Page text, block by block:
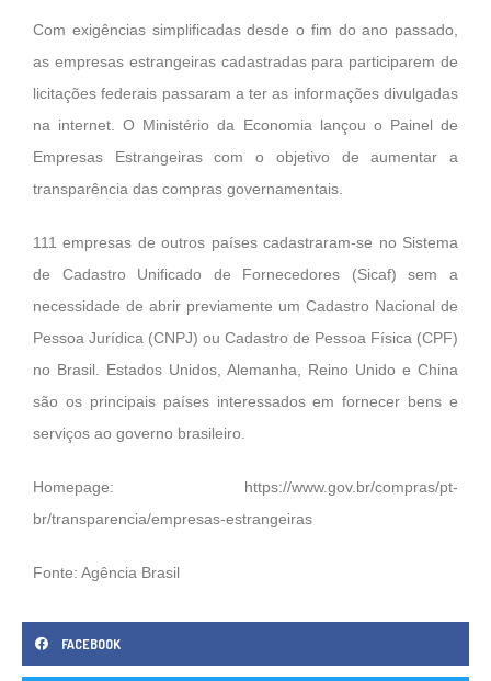
Com exigências simplificadas desde o fim do ano passado,
as empresas estrangeiras cadastradas para participarem de
licitações federais passaram a ter as informações divulgadas
na internet. O Ministério da Economia lançou o Painel de
Empresas Estrangeiras com o objetivo de aumentar a
transparência das compras governamentais.
111 empresas de outros países cadastraram-se no Sistema
de Cadastro Unificado de Fornecedores (Sicaf) sem a
necessidade de abrir previamente um Cadastro Nacional de
Pessoa Jurídica (CNPJ) ou Cadastro de Pessoa Física (CPF)
no Brasil. Estados Unidos, Alemanha, Reino Unido e China
são os principais países interessados em fornecer bens e
serviços ao governo brasileiro.
Homepage: https://www.gov.br/compras/pt-
br/transparencia/empresas-estrangeiras
Fonte: Agência Brasil
FACEBOOK